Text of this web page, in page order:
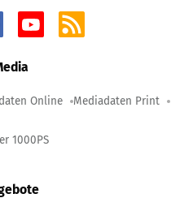
Online Mediadaten Print
1000PS